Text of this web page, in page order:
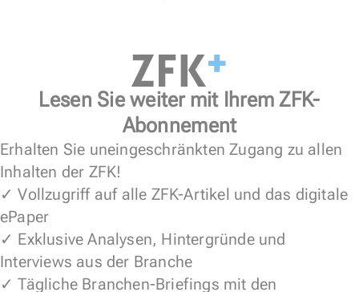
Lesen Sie weiter mit Ihrem ZFK-
Abonnement
Erhalten Sie uneingeschränkten Zugang zu allen
Inhalten der ZFK!
✓ Vollzugriff auf alle ZFK-Artikel und das digitale
ePaper
✓ Exklusive Analysen, Hintergründe und
Interviews aus der Branche
✓ Tägliche Branchen-Briefings mit den